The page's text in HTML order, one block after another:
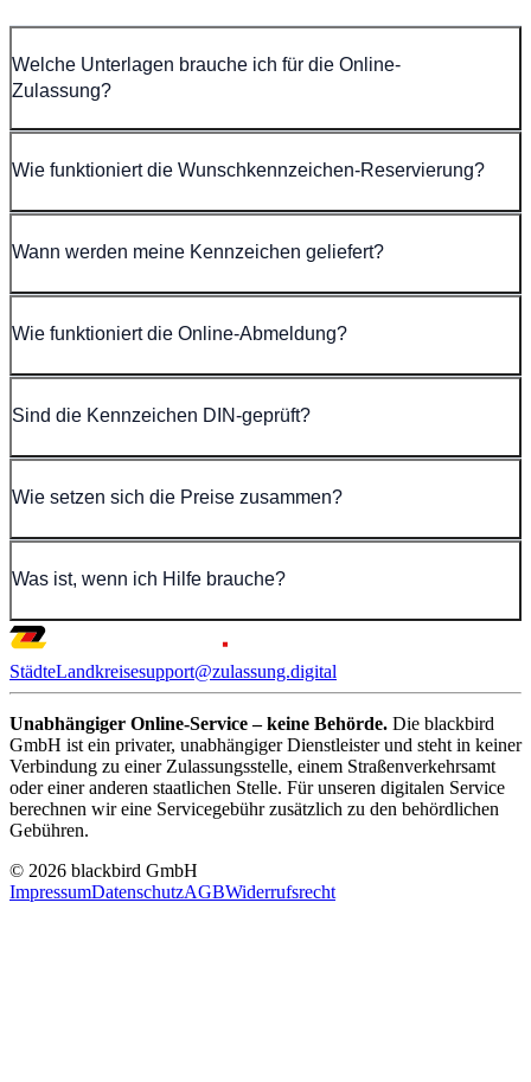
Welche Unterlagen brauche ich für die Online-
Zulassung?
Wie funktioniert die Wunschkennzeichen-Reservierung?
Wann werden meine Kennzeichen geliefert?
Wie funktioniert die Online-Abmeldung?
Sind die Kennzeichen DIN-geprüft?
Wie setzen sich die Preise zusammen?
Was ist, wenn ich Hilfe brauche?
StädteLandkreisesupport@zulassung.digital
Unabhängiger Online-Service – keine Behörde. Die blackbird
GmbH ist ein privater, unabhängiger Dienstleister und steht in keiner
Verbindung zu einer Zulassungsstelle, einem Straßenverkehrsamt
oder einer anderen staatlichen Stelle. Für unseren digitalen Service
berechnen wir eine Servicegebühr zusätzlich zu den behördlichen
Gebühren.
© 2026 blackbird GmbH
ImpressumDatenschutzAGBWiderrufsrecht